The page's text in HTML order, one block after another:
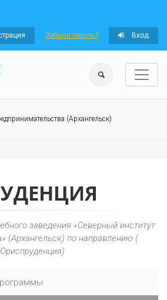
Забыли пароль? Вход
(Архангельск)
заведения «Северный институт
(Архангельск) по направлению (